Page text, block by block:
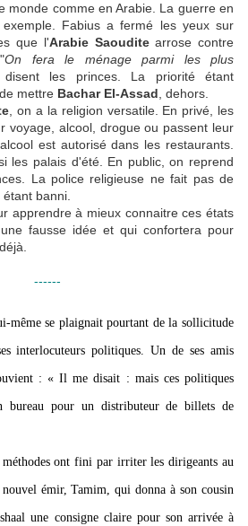
monde comme en Arabie. La guerre en
Fabius a fermé les yeux sur
que l'Arabie Saouditearrose contre
On fera le ménage parmi les plus
les princes. La priorité étant
mettre Bachar El-Assad , dehors.
, on a la religion versatile. En privé, les
voyage, alcool, drogue ou passent leur
est autorisé dans les restaurants.
les palais d'été. En public, on reprend
La police religieuse ne fait pas de
banni.
apprendre à mieux connaitre ces états
fausse idée et qui confortera pour
------
même se plaignait pourtant de la sollicitude
interlocuteurs politiques. Un de ses amis
: « Il me disait : mais ces politiques
bureau pour un distributeur de billets de
méthodes ont fini par irriter les dirigeants au
émir, Tamim, qui donna à son cousin
une consigne claire pour son arrivée à